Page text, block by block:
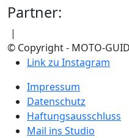
Partner:
|
© Copyright - MOTO-
Link zu Instagram
Impressum
Datenschutz
Haftungsausschluss
Mail ins Studio